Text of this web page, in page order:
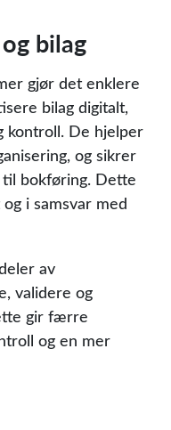
bilag
gjør det enklere
bilag digitalt,
kontroll. De hjelper
og sikrer
bokføring. Dette
i samsvar med
av
validere og
gir færre
og en mer